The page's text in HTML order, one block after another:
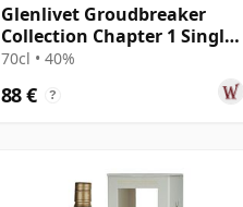
Glenlivet Groudbreaker
Collection Chapter 1 Single
Malt Scot
70cl • 40%
88 € ?